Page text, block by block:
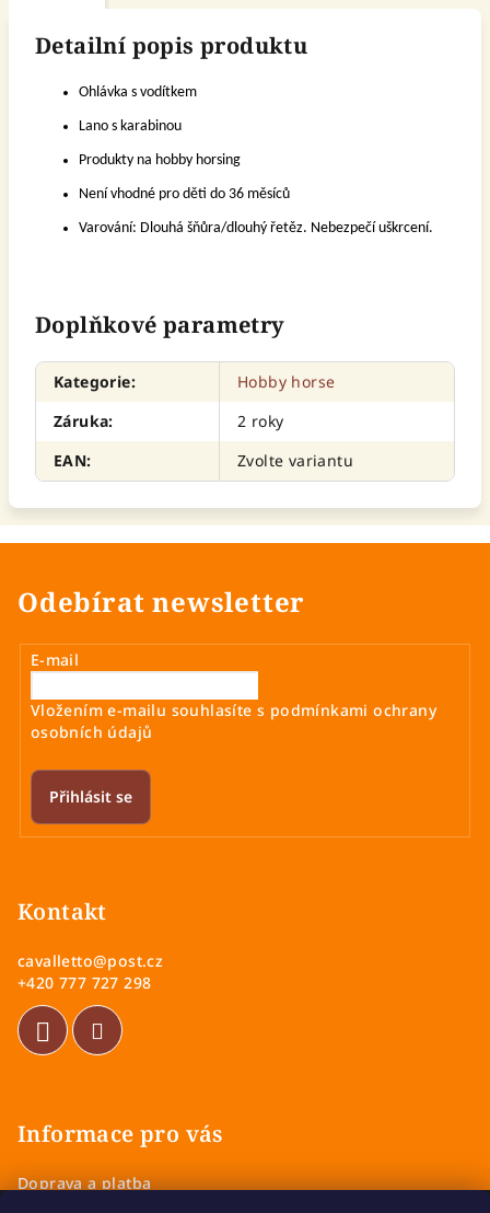
Detailní popis produktu
Ohlávka s vodítkem
Lano s karabinou
Produkty na hobby horsing
Není vhodné pro děti do 36 měsíců
Varování: Dlouhá šňůra/dlouhý řetěz. Nebezpečí uškrcení.
Doplňkové parametry
Kategorie:
Hobby horse
Záruka:
2 roky
EAN: Zvolte variantu
Odebírat newsletter
E-mail
Vložením e-mailu souhlasíte s podmínkami ochrany
osobních údajů
Přihlásit se
Kontakt
cavalletto@post.cz
+420 777 727 298
Informace pro vás
Doprava a platba